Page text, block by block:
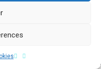
All Rights Reserved.